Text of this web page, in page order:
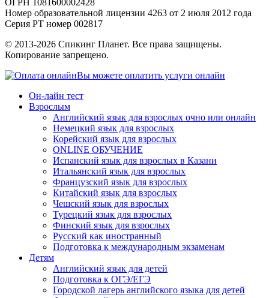
ОГРН 1081600002428
Номер образовательной лицензии 4263 от 2 июля 2012 года
Серия РТ номер 002817
© 2013-2026 Спикинг Планет. Все права защищены.
Копирование запрещено.
Вы можете оплатить услуги онлайн
Он-лайн тест
Взрослым
Английский язык для взрослых очно или онлайн
Немецкий язык для взрослых
Корейский язык для взрослых
ONLINE ОБУЧЕНИЕ
Испанский язык для взрослых в Казани
Итальянский язык для взрослых
Французский язык для взрослых
Китайский язык для взрослых
Чешский язык для взрослых
Турецкий язык для взрослых
Финский язык для взрослых
Русский как иностранный
Подготовка к международным экзаменам
Детям
Английский язык для детей
Подготовка к ОГЭ/ЕГЭ
Городской лагерь английского языка для детей